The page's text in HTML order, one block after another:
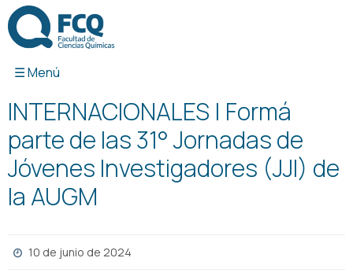
contenido
INTERNACIONALES | Formá
parte de las 31° Jornadas de
Jóvenes Investigadores (JJI) de
la AUGM
10 de junio de 2024